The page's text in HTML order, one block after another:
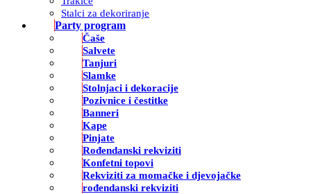
Stalci za dekoriranje
Party program
Čaše
Salvete
Tanjuri
Slamke
Stolnjaci i dekoracije
Pozivnice i čestitke
Banneri
Kape
Pinjate
Rođendanski rekviziti
Konfetni topovi
Rekviziti za momačke i djevojačke
rođendanski rekviziti